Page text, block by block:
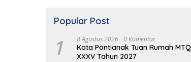
Popular Post
1 8 Agustus 2026 0 Komentar
Kota Pontianak Tuan Rumah MTQ
XXXV Tahun 2027